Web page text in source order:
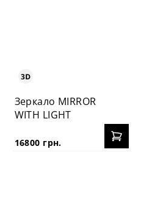
Зеркало MIRROR
WITH LIGHT
16800 грн.